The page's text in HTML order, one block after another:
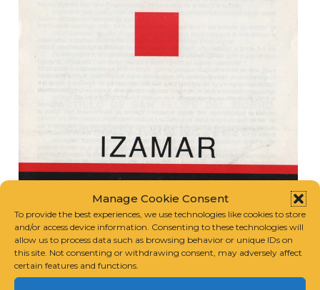
Manage Cookie Consent
To provide the best experiences, we use technologies like cookies to store
and/or access device information. Consenting to these technologies will
allow us to process data such as browsing behavior or unique IDs on
this site. Not consenting or withdrawing consent, may adversely affect
certain features and functions.